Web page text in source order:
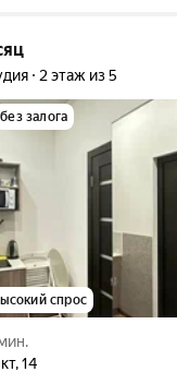
2 этаж из 5
без залога
спрос
,14